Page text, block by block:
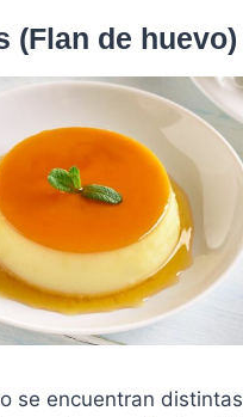
(Flan de huevo)
se encuentran distintas